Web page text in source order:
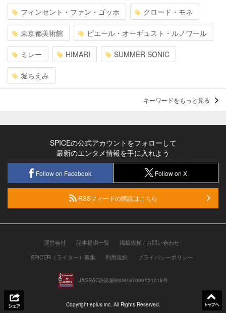
フィンセント・ファン・ゴッホ クロード・モネ
東京都美術館 ピエール・オーギュスト・ルノワール
ミレー HIMARI SUMMER SONIC
堀ちえみ
キーワードをもっと見る
SPICEの公式アカウントをフォローして
最新のエンタメ情報を手に入れよう
Follow on Facebook Follow on X
RSSフィードの購読はこちら
運営会社 記事提供一覧
掲載依頼 / お問い合わせ
SPICER（ライター）募集
利用規約 プライバシーポリシー
JASRAC許諾第9008487009Y31018号
Copyright eplus inc. All Rights Reserved.